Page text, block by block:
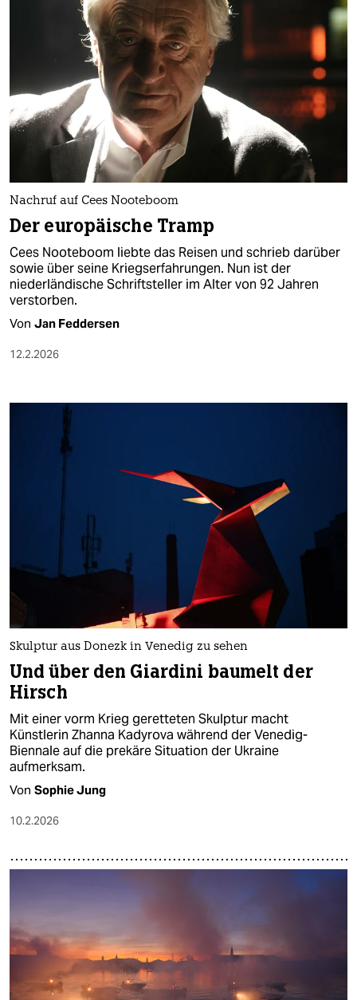
Nachruf auf Cees Nooteboom
Der europäische Tramp
Cees Nooteboom liebte das Reisen und schrieb darüber
sowie über seine Kriegserfahrungen. Nun ist der
niederländische Schriftsteller im Alter von 92 Jahren
verstorben.
Von Jan Feddersen
12.2.2026
Skulptur aus Donezk in Venedig zu sehen
Und über den Giardini baumelt der
Hirsch
Mit einer vorm Krieg geretteten Skulptur macht
Künstlerin Zhanna Kadyrova während der Venedig-
Biennale auf die prekäre Situation der Ukraine
aufmerksam.
Von Sophie Jung
10.2.2026